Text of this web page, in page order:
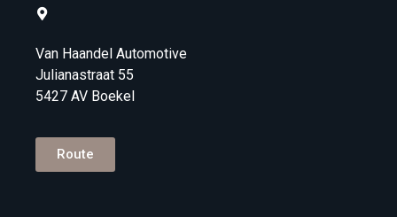
Van Haandel Automotive
Julianastraat 55
5427 AV Boekel
Route